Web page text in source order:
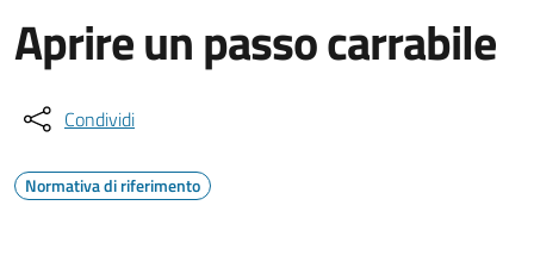
Aprire un passo carrabile
Condividi
Normativa di riferimento